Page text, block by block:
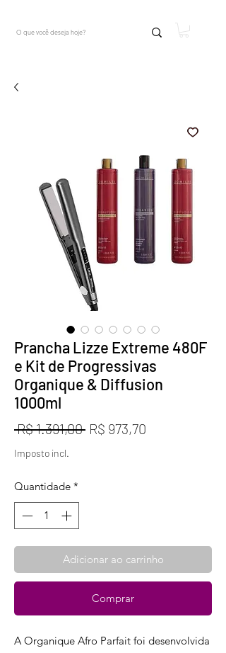
Prancha Lizze Extreme 480F
e Kit de Progressivas
Organique & Diffusion
1000ml
R$ 1.391,00 Preço
R$ 973,70
Imposto incl.
Quantidade *
Adicionar ao carrinho
Comprar
A Organique Afro Parfait foi desenvolvida